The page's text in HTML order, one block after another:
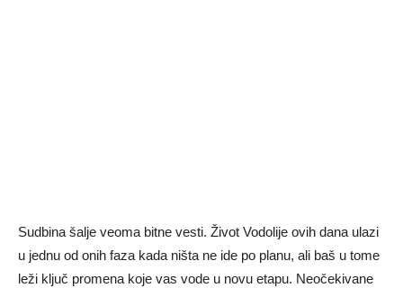
Sudbina šalje veoma bitne vesti. Život Vodolije ovih dana ulazi
u jednu od onih faza kada ništa ne ide po planu, ali baš u tome
leži ključ promena koje vas vode u novu etapu. Neočekivane